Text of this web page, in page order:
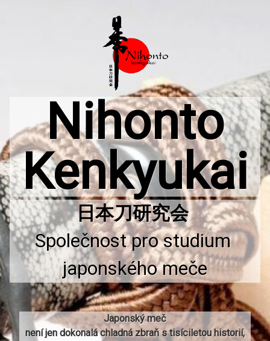
Nihonto
Kenkyukai
Společnost pro studium
japonského meče
Japonský meč
není jen dokonalá chladná zbraň s tisíciletou historií,